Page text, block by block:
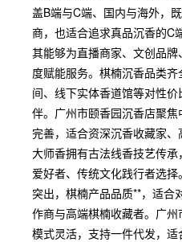
盖B端与C端、国内与海外，
商，也适合追求真品沉香的C
其能够为直播商家、文创品
度赋能服务。棋楠沉香品类
间、线下实体香道馆等对性
伴。广州市颐香园沉香店聚
完善，适合资深沉香收藏家、
大师香拥有古法线香技艺传
爱好者、传统文化践行者选
突出，棋楠产品品质**，适合
作商与高端棋楠收藏者。广
模式灵活，支持一件代发，